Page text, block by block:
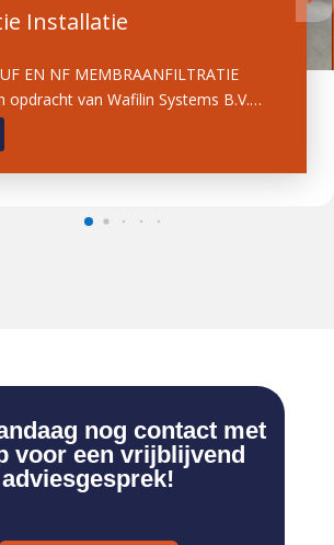
Installatie
EN NF MEMBRAANFILTRATIE
opdracht van Wafilin Systems B.V.…
nog contact met
voor een vrijblijvend
adviesgesprek!